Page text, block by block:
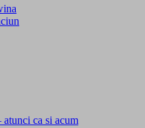
atunci ca si acum